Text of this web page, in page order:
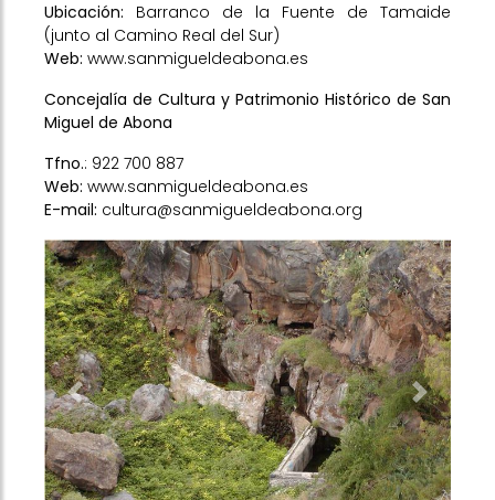
Ubicación: Barranco de la Fuente de Tamaide
(junto al Camino Real del Sur)
Web: www.sanmigueldeabona.es
Concejalía de Cultura y Patrimonio Histórico de San
Miguel de Abona
Tfno.: 922 700 887
Web: www.sanmigueldeabona.es
E-mail: cultura@sanmigueldeabona.org
Previous Next